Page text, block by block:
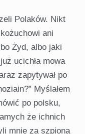
Polaków. Nikt
ani
Żyd, albo jaki
ucichła mowa
zapytywał po
Myślałem
po polsku,
że ichnich
mnie za szpiona